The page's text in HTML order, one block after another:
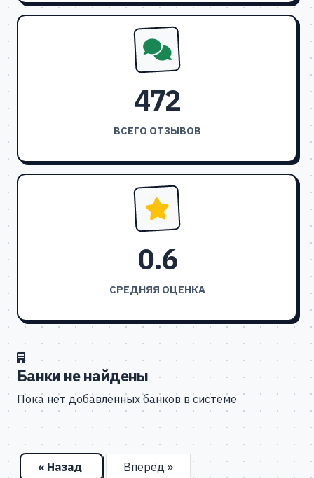
472
ВСЕГО ОТЗЫВОВ
0.6
СРЕДНЯЯ ОЦЕНКА
Банки не найдены
Пока нет добавленных банков в системе
« Назад
Вперёд »